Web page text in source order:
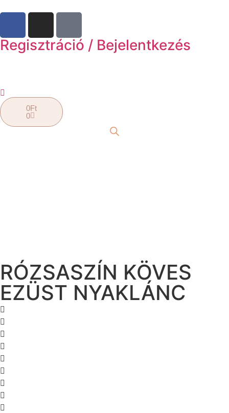
Regisztráció / Bejelentkezés
0Ft
0
RÓZSASZÍN KÖVES
EZÜST NYAKLÁNC